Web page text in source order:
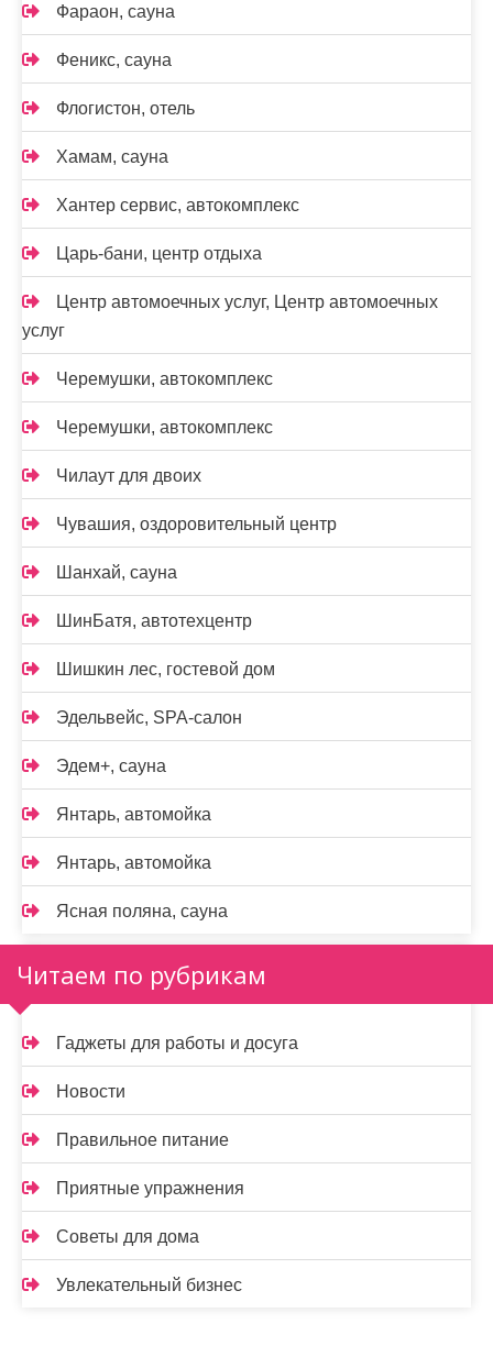
Фараон, сауна
Феникс, сауна
Флогистон, отель
Хамам, сауна
Хантер сервис, автокомплекс
Царь-бани, центр отдыха
Центр автомоечных услуг, Центр автомоечных
услуг
Черемушки, автокомплекс
Черемушки, автокомплекс
Чилаут для двоих
Чувашия, оздоровительный центр
Шанхай, сауна
ШинБатя, автотехцентр
Шишкин лес, гостевой дом
Эдельвейс, SPA-салон
Эдем+, сауна
Янтарь, автомойка
Янтарь, автомойка
Ясная поляна, сауна
Читаем по рубрикам
Гаджеты для работы и досуга
Новости
Правильное питание
Приятные упражнения
Советы для дома
Увлекательный бизнес